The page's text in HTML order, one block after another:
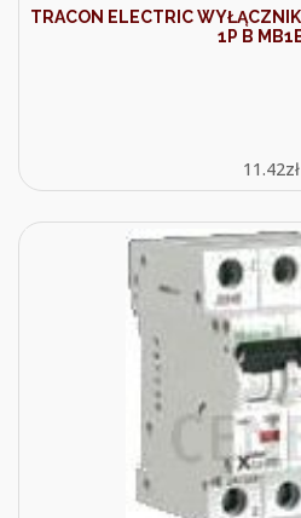
TRACON ELECTRIC
1P B
11.42zł